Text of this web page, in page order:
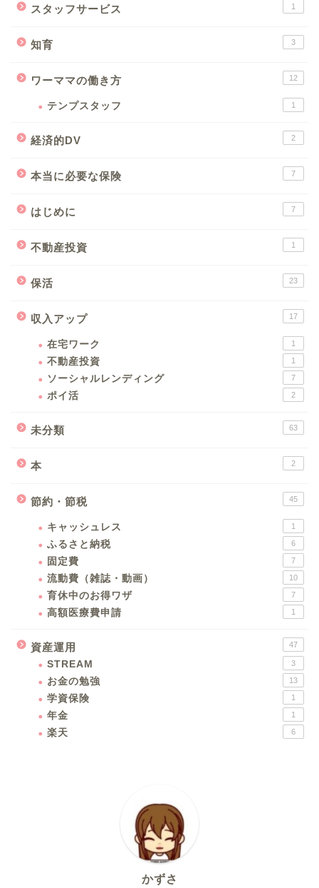
スタッフサービス 1
知育 3
ワーママの働き方 12
テンプスタッフ 1
経済的DV 2
本当に必要な保険 7
はじめに 7
不動産投資 1
保活 23
収入アップ 17
在宅ワーク 1
不動産投資 1
ソーシャルレンディング 7
ポイ活 2
未分類 63
本 2
節約・節税 45
キャッシュレス 1
ふるさと納税 6
固定費 7
流動費（雑誌・動画） 10
育休中のお得ワザ 7
高額医療費申請 1
資産運用 47
STREAM 3
お金の勉強 13
学資保険 1
年金 1
楽天 6
かずさ